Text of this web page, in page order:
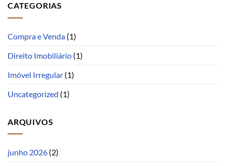
CATEGORIAS
Compra e Venda (1)
Direito Imobiliário (1)
Imóvel Irregular (1)
Uncategorized (1)
ARQUIVOS
junho 2026 (2)